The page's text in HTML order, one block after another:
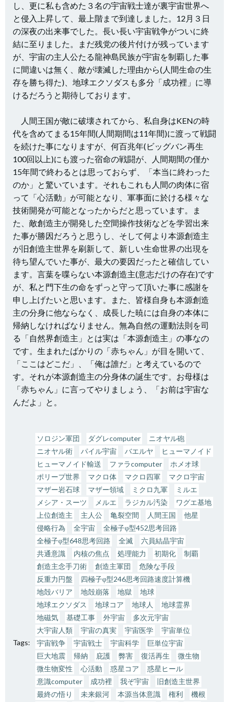
し、更に私も含めた３名の宇宙戦士達が裏宇宙世界へ
と侵入上昇して、最上階まで到達しました。12月３日
の深夜の出来事でした。長い長い宇宙戦争がついに終
結に至りました。まだ残党の後片付けが残っています
が、宇宙の主人公たる龍神島民族が宇宙を制覇した事
に間違いは無く、敵が壊滅した理由から(人間生命の生
存を勝ち得た)、地球エクソダスも多分「成功裡」に導
けるだろうと期待しております。
人間王国が敵に破壊されてから、私自身はKENの時
代を含めてまる15年間(人間期間は11年間)に渡って戦闘
を続けた事になりますが、何百兆年(ビッグバン再生
100回以上)にも渡った宿命の戦闘が、人間期間の僅か
15年間で終わるとは思っておらず、「本当に終わった
のか」と驚いています。それもこれも人間の肉体に宿
って「心活動」が可能となり、軍事面に於ける様々な
技術開発が可能となったからだと思っています。ま
た、敵創造主が開発した空間操作技術などを学習出来
た事が勝因だろうと思うし、そして何より本源創造主
が旧創造主世界を刷新して、新しい生命世界の出現を
待ち望んでいた事が、最大の要因だったと確信してい
ます。言葉を喋らない本源創造主(意志だけの存在)です
が、私と門下生の命をずっと守って頂いた事に感謝を
申し上げたいと思います。また、皆様自身も本源創造
主の分身に他ならなく、成長した暁には自身の本体に
帰納しなければなりません。無為自然の運動法則を司
る「自然界創造主」とは実は「本源創造主」の事なの
です。生まれたばかりの「赤ちゃん」が目を開いて、
「ここはどこだ」、「俺は誰だ」と考えているので
す。それが本源創造主の分身体の誕生です。お母様は
「赤ちゃん」に言ってやりましょう、「お前は宇宙な
んだよ」と。
Tags:
ソロジン軍団 ダグレcomputer
ニオヤル砲
ニオヤル術
パイル宇宙 バエルヤ
ヒューマノイド
ヒューマノイド輸送
ファラcomputer
ホメオ球
ポリープ世界
マクロ体 マクロ四軍
マクロ宇宙
マザー岩石球
マザー領域 ミクロ九軍
ミルエ
メシア・スーツ
メルエ ラジカル汚染
ワグエ基地
上位創造主
主人公 亀裂空間 人間王国
他星
侵略行為
全宇宙
全極子φ型452思考回路
全極子φ型648思考回路
全滅
六員結晶宇宙
共通意識
内核の焦点 処理能力 初期化
制覇
創造主念手刀術
創造主軍団
危険な手段
反重力円盤
四極子φ型246思考回路速度計算機
地殻バリア
地殻崩落 地獄
地球
地球エクソダス
地球コア 地球人
地球霊界
地磁気
基礎工事 外宇宙
多次元宇宙
大宇宙人類
宇宙の真実 宇宙医学
宇宙単位
宇宙戦争
宇宙戦士 宇宙科学
巨単位宇宙
巨大地震
帰納 庇護 弊害 復活再生
微生物
微生物変性
心活動 惑星コア
惑星ヒール
意識computer
成功裡 我ぞ宇宙
旧創造主世界
最終の悟り
未来銀河 本源当体意識 権利
機根